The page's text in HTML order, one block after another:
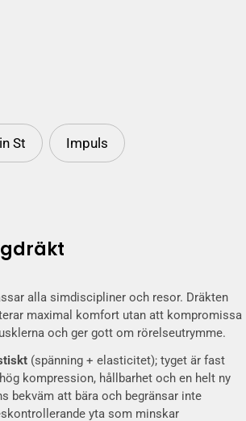
St Impuls
alla simdiscipliner och resor. Dräkten
maximal komfort utan att kompromissa
och ger gott om rörelseutrymme.
(spänning + elasticitet); tyget är fast
kompression, hållbarhet och en helt ny
bekväm att bära och begränsar inte
yta som minskar